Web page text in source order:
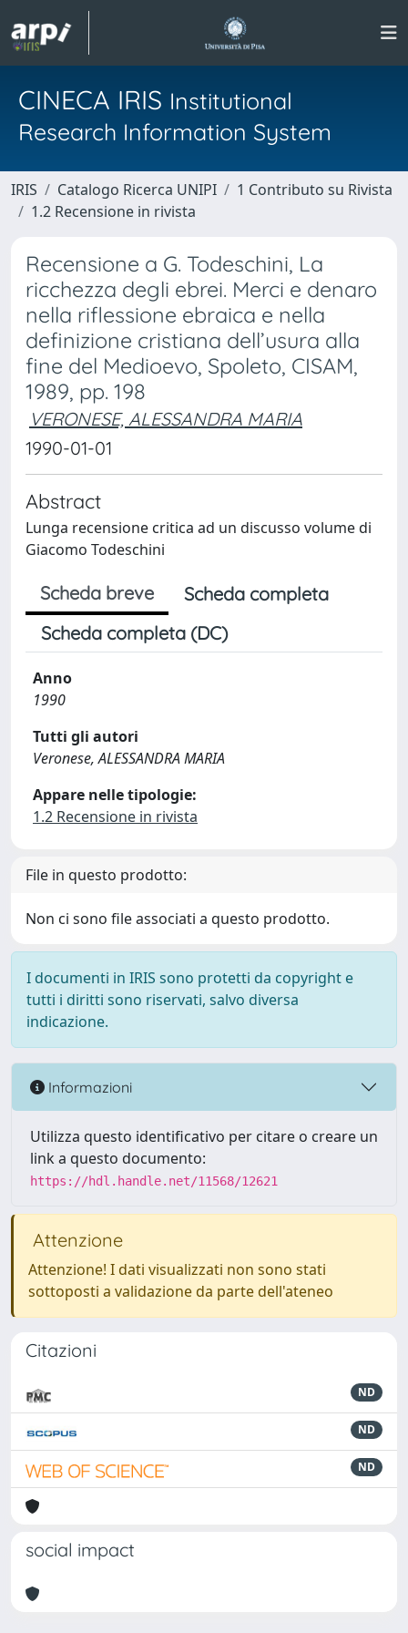
CINECA IRIS Institutional
Research Information System
IRIS Catalogo Ricerca UNIPI
1 Contributo su Rivista
1.2 Recensione in rivista
Recensione a G. Todeschini, La
ricchezza degli ebrei. Merci e denaro
nella riflessione ebraica e nella
definizione cristiana dell’usura alla
fine del Medioevo, Spoleto, CISAM,
1989, pp. 198
VERONESE, ALESSANDRA MARIA
1990-01-01
Abstract
Lunga recensione critica ad un discusso volume di
Giacomo Todeschini
Scheda breve
Scheda completa
Scheda completa (DC)
Anno
1990
Tutti gli autori
Veronese, ALESSANDRA MARIA
Appare nelle tipologie:
1.2 Recensione in rivista
File in questo prodotto:
Non ci sono file associati a questo prodotto.
I documenti in IRIS sono protetti da copyright e
tutti i diritti sono riservati, salvo diversa
indicazione.
Informazioni
Utilizza questo identificativo per citare o creare un
link a questo documento:
https://hdl.handle.net/11568/12621
Attenzione
Attenzione! I dati visualizzati non sono stati
sottoposti a validazione da parte dell'ateneo
Citazioni
ND
ND
ND
social impact